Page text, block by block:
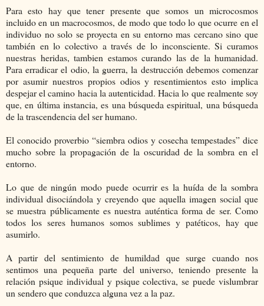
Para esto hay que tener presente que somos un microcosmos
incluido en un macrocosmos, de modo que todo lo que ocurre en el
individuo no solo se proyecta en su entorno mas cercano sino que
también en lo colectivo a través de lo inconsciente. Si curamos
nuestras heridas, tambien estamos curando las de la humanidad.
Para erradicar el odio, la guerra, la destrucción debemos comenzar
por asumir nuestros propios odios y resentimientos esto implica
despejar el camino hacia la autenticidad. Hacia lo que realmente soy
que, en última instancia, es una búsqueda espiritual, una búsqueda
de la trascendencia del ser humano.
El conocido proverbio “siembra odios y cosecha tempestades” dice
mucho sobre la propagación de la oscuridad de la sombra en el
entorno.
Lo que de ningún modo puede ocurrir es la huída de la sombra
individual disociándola y creyendo que aquella imagen social que
se muestra públicamente es nuestra auténtica forma de ser. Como
todos los seres humanos somos sublimes y patéticos, hay que
asumirlo.
A partir del sentimiento de humildad que surge cuando nos
sentimos una pequeña parte del universo, teniendo presente la
relación psique individual y psique colectiva, se puede vislumbrar
un sendero que conduzca alguna vez a la paz.